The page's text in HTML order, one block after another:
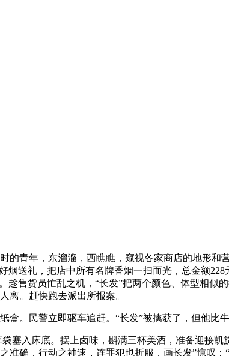
的青年，东溜溜，西瞧瞧，窥视各家商店的地形
烟送礼，把店中所有名牌香烟一扫而光，总金额
趁售货员忙乱之机，“长发”把两个颜色、体型相
离。赶快跑去派出所报案。
盒。民警立即驱车追赶。“长发”被擒获了，但他比
塞入床底。摆上卤味，斟满三杯美酒，准备迎接
准确，行动之神速，连罪犯也折服，画长发”惊叹